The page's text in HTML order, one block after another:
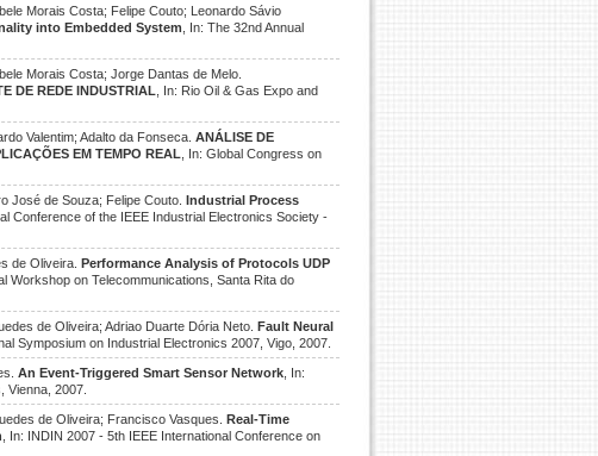
Morais Costa; Felipe Couto; Leonardo Sávio
into Embedded System
, In: The 32nd Annual
Morais Costa; Jorge Dantas de Melo.
DE REDE INDUSTRIAL
, In: Rio Oil & Gas Expo and
Valentim; Adalto da Fonseca. ANÁLISE DE
EM TEMPO REAL
, In: Global Congress on
José de Souza; Felipe Couto. Industrial Process
Conference of the IEEE Industrial Electronics Society -
de Oliveira. Performance Analysis of Protocols UDP
Workshop on Telecommunications, Santa Rita do
de Oliveira; Adriao Duarte Dória Neto. Fault Neural
Symposium on Industrial Electronics 2007, Vigo, 2007.
An Event-Triggered Smart Sensor Network , In:
Vienna, 2007.
de Oliveira; Francisco Vasques. Real-Time
, In: INDIN 2007 - 5th IEEE International Conference on